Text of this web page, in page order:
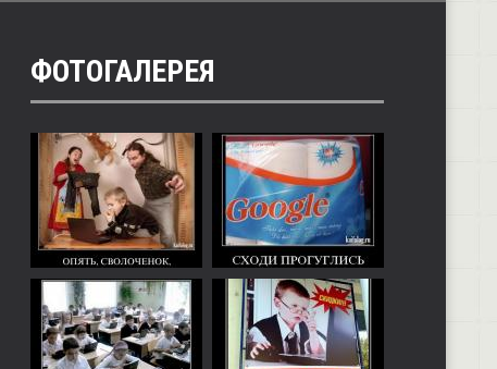
ФОТОГАЛЕРЕЯ